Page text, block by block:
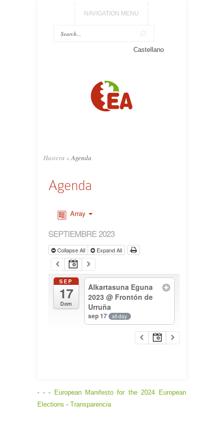
NAVIGATION MENU
Castellano
Hasiera » Agenda
Agenda
Array
SEPTIEMBRE 2023
Collapse All Expand All
SEP
17
Dom
Alkartasuna Eguna
2023@ Frontón de
Urruña
sep 17 all-day
- - - European Manifesto for the 2024 European
Elections - Transparencia